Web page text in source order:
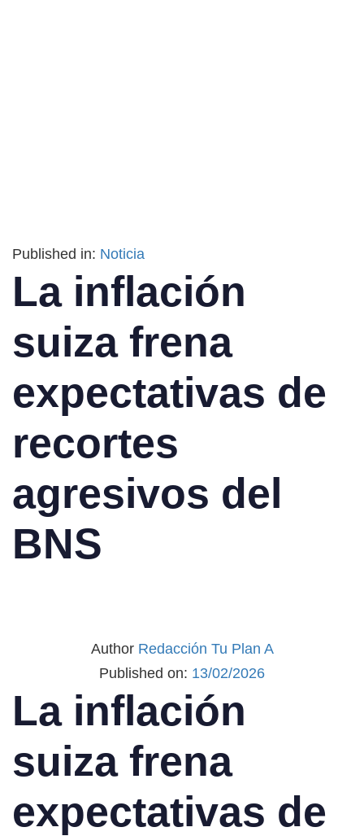
Published in: Noticia
La inflación
suiza frena
expectativas de
recortes
agresivos del
BNS
Author Redacción Tu Plan A
Published on: 13/02/2026
La inflación
suiza frena
expectativas de